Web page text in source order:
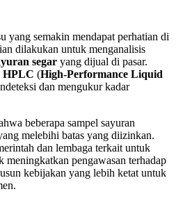
yang semakin mendapat perhatian di
dilakukan untuk menganalisis
segar yang dijual di pasar.
HPLC (High-Performance Liquid
dan mengukur kadar
beberapa sampel sayuran
melebihi batas yang diizinkan.
dan lembaga terkait untuk
meningkatkan pengawasan terhadap
kebijakan yang lebih ketat untuk